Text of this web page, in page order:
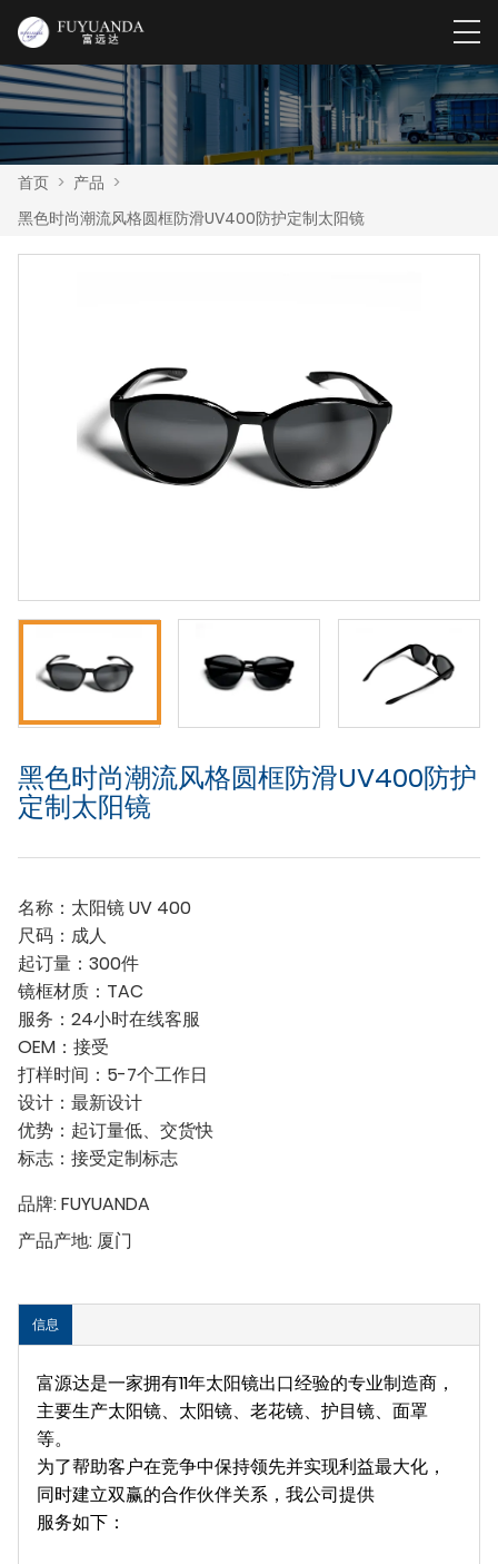
首页 > 产品 >
黑色时尚潮流风格圆框防滑UV400防护定制太阳镜
黑色时尚潮流风格圆框防滑UV400防护
定制太阳镜
名称：太阳镜 UV 400
尺码：成人
起订量：300件
镜框材质：TAC
服务：24小时在线客服
OEM：接受
打样时间：5-7个工作日
设计：最新设计
优势：起订量低、交货快
标志：接受定制标志
品牌:FUYUANDA
产品产地: 厦门
信息
富源达是一家拥有11年太阳镜出口经验的专业制造商，
主要生产太阳镜、太阳镜、老花镜、护目镜、面罩
等。
为了帮助客户在竞争中保持领先并实现利益最大化，
同时建立双赢的合作伙伴关系，我公司提供
服务如下：